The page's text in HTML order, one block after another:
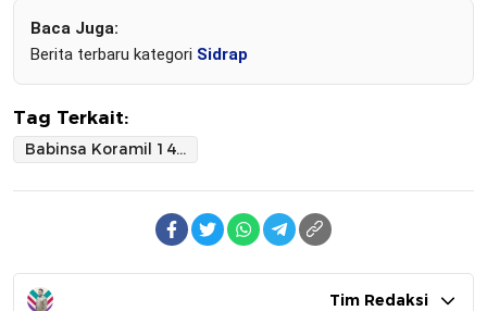
Baca Juga:
Berita terbaru kategori Sidrap
Tag Terkait:
Babinsa Koramil 1420-03/Maritenggae Pantau Harga Bahan Pokok di Pasar Allakuang
Tim Redaksi